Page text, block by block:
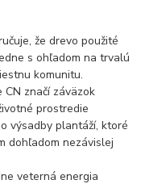
že drevo použité
s ohľadom na trvalú
komunitu.
značí záväzok
prostredie
výsadby plantáží, ktoré
dohľadom nezávislej
veterná energia